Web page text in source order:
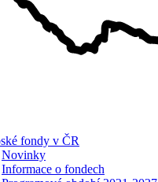
fondy v ČR
Novinky
Informace o fondech